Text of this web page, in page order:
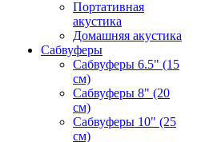
Портативная
акустика
Домашняя акустика
Сабвуферы
Сабвуферы 6.5" (15
см)
Сабвуферы 8" (20
см)
Сабвуферы 10" (25
см)